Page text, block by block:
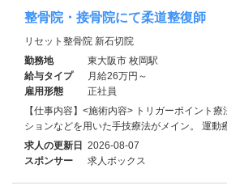
整骨院・接骨院にて柔道整復師
リセット整骨院 新石切院
勤務地
東大阪市 枚岡駅
給与タイプ
月給26万円～
雇用形態
正社員
【仕事内容】<施術内容> トリガーポイント
ションなどを用いた手技療法がメイン。 運動
求人の更新日 2026-08-07
スポンサー
求人ボックス